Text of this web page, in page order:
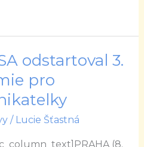
odstartoval 3.
pro
/ Lucie Šťastná
(8.